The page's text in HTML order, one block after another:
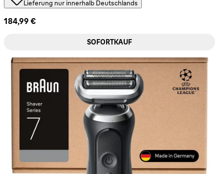
Lieferung nur innerhalb Deutschlands
184,99 €
SOFORTKAUF